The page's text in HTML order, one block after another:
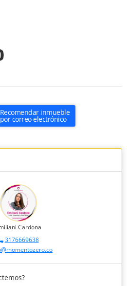
Recomendar inmueble
por correo electrónico
Cardona
3176669638